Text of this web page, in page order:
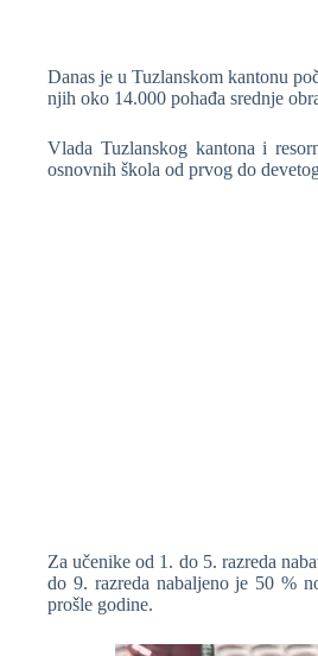
Danas je u Tuzlanskom kantonu
njih oko 14.000 pohađa srednje
Vlada Tuzlanskog kantona i
osnovnih škola od prvog do
Za učenike od 1. do 5. razreda
do 9. razreda nabaljeno je 50 %
prošle godine.